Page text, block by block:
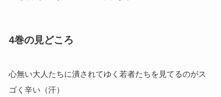
4巻の見どころ
心無い大人たちに潰されてゆく若者たちを見てるのがス
ゴく辛い（汗）